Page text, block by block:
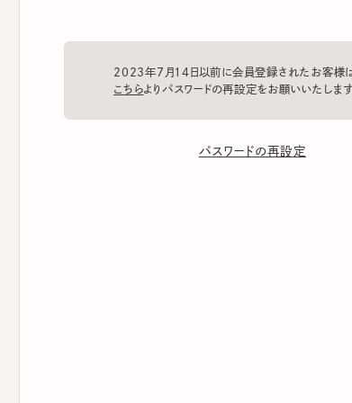
2023年7月14日以前に会員登録されたお客様は、
パスワードの再設定